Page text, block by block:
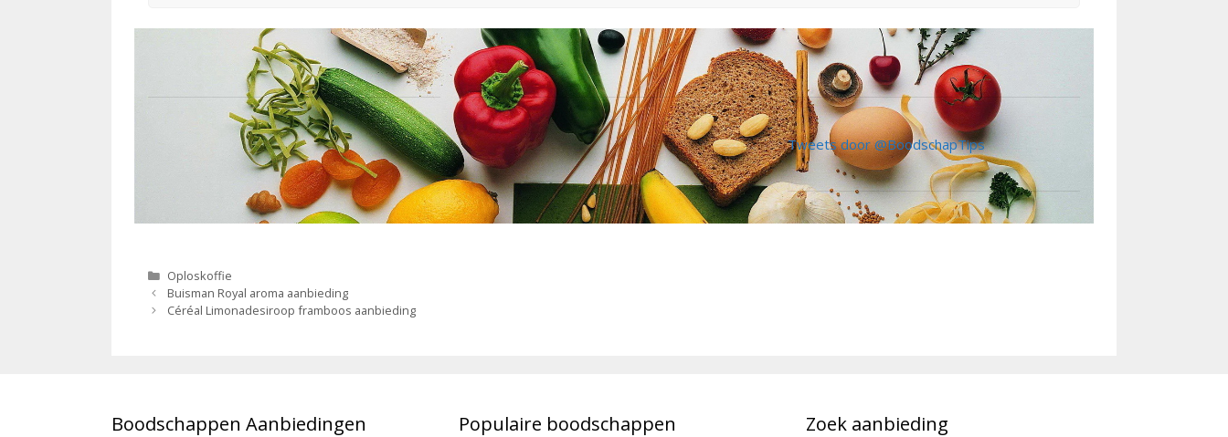
Tweets door @BoodschapTips
Categorieën
Oploskoffie
Berichtnavigatie
Buisman Royal aroma aanbieding
Céréal Limonadesiroop framboos aanbieding
Boodschappen Aanbiedingen Populaire boodschappen Zoek aanbieding